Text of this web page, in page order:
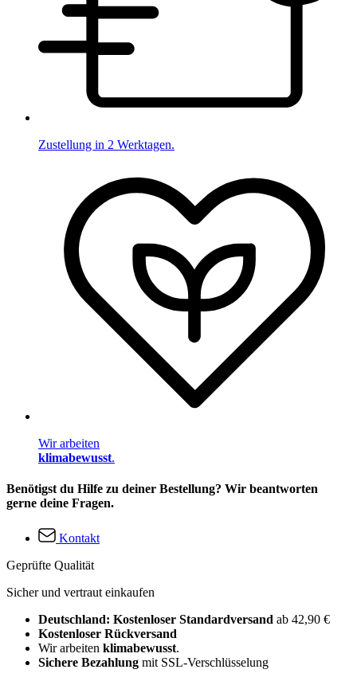
Zustellung in 2 Werktagen.
Wir arbeiten
klimabewusst.
Benötigst du Hilfe zu deiner Bestellung? Wir beantworten
gerne deine Fragen.
Kontakt
Geprüfte Qualität
Sicher und vertraut einkaufen
Deutschland: Kostenloser Standardversand ab 42,90 €
Kostenloser Rückversand
Wir arbeiten klimabewusst.
Sichere Bezahlung mit SSL-Verschlüsselung